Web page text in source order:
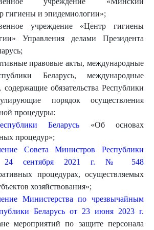
гигиены и эпидемиологии»;
учреждение «Центр гигиены
Управления делами Президента
правовые акты, международные
Беларусь, международные
обязательства Республики
порядок осуществления
процедуры:
Беларусь «Об основах
процедур»;
Совета Министров Республики
24 сентября 2021 г. № 548
процедурах, осуществляемых
хозяйствования»;
Министерства по чрезвычайным
Беларусь от 23 июня 2023 г.
мероприятий по защите персонала